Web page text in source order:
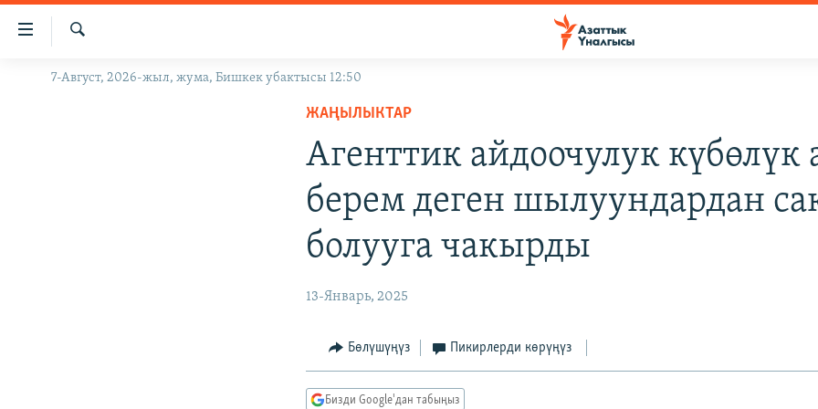
Линктер
Мазмунга
Навигацияга
ЖАҢЫЛЫКТАР
Издөө
7-Август, 2026-жыл, жума, Бишкек убактысы 12:50
ЖАҢЫЛЫКТАР
Агенттик айдоочулук күбөлүк
берем деген шылуундардан
болууга чакырды
13-Январь, 2025
Бөлүшүңүз Пикирлерди көрүңүз
Бизди Google'дан табыңыз